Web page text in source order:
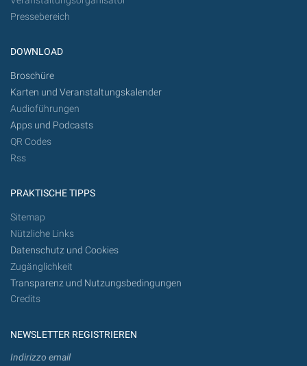
Pressebereich
DOWNLOAD
Broschüre
Karten und Veranstaltungskalender
Audioführungen
Apps und Podcasts
QR Codes
Rss
PRAKTISCHE TIPPS
Sitemap
Nützliche Links
Datenschutz und Cookies
Zugänglichkeit
Transparenz und Nutzungsbedingungen
Credits
NEWSLETTER REGISTRIEREN
Indirizzo email